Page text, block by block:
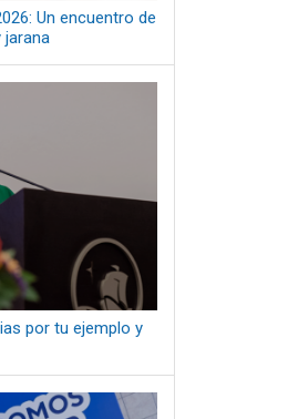
Un encuentro de
jarana
por tu ejemplo y